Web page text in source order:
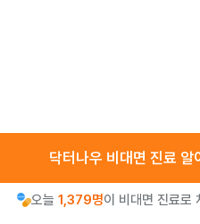
닥터나우 비대면 진료 알
오늘 1,379명이 비대면 진료로